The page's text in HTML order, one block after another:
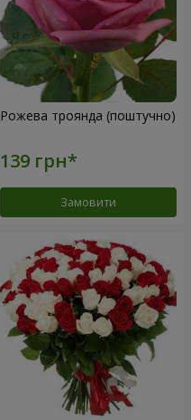
Рожева троянда (поштучно)
Замовити